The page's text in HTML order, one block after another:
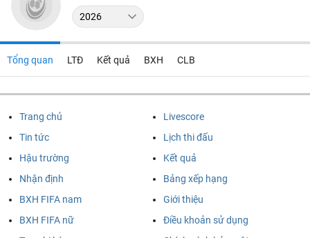
Tổng quan LTĐ Kết quả BXH CLB
Trang chủ
Tin tức
Hậu trường
Nhận định
Livescore
Lịch thi đấu
Kết quả
Bảng xếp hạng
BXH FIFA nam
BXH FIFA nữ
Giới thiệu
Điều khoản sử dụng